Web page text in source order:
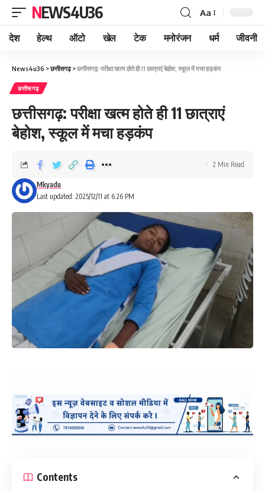
NEWS4U36 Aa
देश हेल्थ ऑटो खेल टेक मनोरंजन धर्म जीवनी
News4u36 >छत्तीसगढ़>छत्तीसगढ़: परीक्षा खत्म होते ही 11 छात्राएं बेहोश, स्कूल में मचा हड़कंप
छत्तीसगढ़
छत्तीसगढ़: परीक्षा खत्म होते ही 11 छात्राएं
बेहोश, स्कूल में मचा हड़कंप
Last updated: 2025/12/11 at 6:26 PM
Mkyadu
2 Min Read
Contents